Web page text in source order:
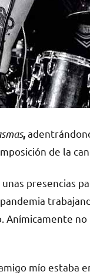
,
de la
presencias
Anímicamente
mío estaba